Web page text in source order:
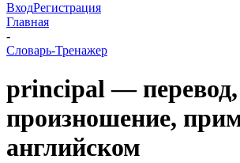
ВходРегистрация
Главная
-
Словарь-Тренажер
principal — перевод,
произношение,
английском